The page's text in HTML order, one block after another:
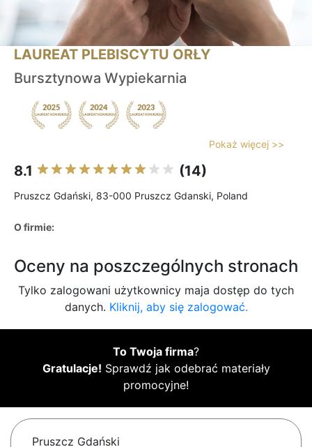
LAUREAT PLEBISCYTU ORŁY
Bursztynowa Wypiekarnia
Pokaż więcej >>
8.1 (14)
Pruszcz Gdański, 83-000 Pruszcz Gdanski, Poland
O firmie:
Oceny na poszczególnych stronach
Tylko zalogowani użytkownicy maja dostęp do tych
danych. Kliknij, aby się zalogować.
To Twoja firma?
Gratulacje! Sprawdź jak odebrać materiały
promocyjne!
Pruszcz Gdański